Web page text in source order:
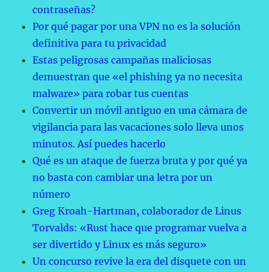
contraseñas?
Por qué pagar por una VPN no es la solución
definitiva para tu privacidad
Estas peligrosas campañas maliciosas
demuestran que «el phishing ya no necesita
malware» para robar tus cuentas
Convertir un móvil antiguo en una cámara de
vigilancia para las vacaciones solo lleva unos
minutos. Así puedes hacerlo
Qué es un ataque de fuerza bruta y por qué ya
no basta con cambiar una letra por un
número
Greg Kroah-Hartman, colaborador de Linus
Torvalds: «Rust hace que programar vuelva a
ser divertido y Linux es más seguro»
Un concurso revive la era del disquete con un